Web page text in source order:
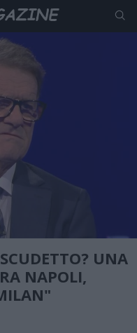
UNA
NAPOLI,